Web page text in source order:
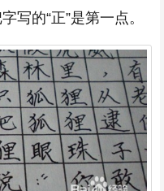
写的“正”是第一点。